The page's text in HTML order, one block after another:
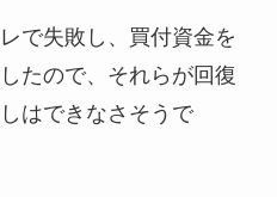
で失敗し、買付資金を
たので、それらが回復
はできなさそうで